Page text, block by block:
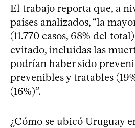
El trabajo reporta que, a
países analizados, “la
(11.770 casos, 68% del
evitado, incluidas las
podrían haber sido
prevenibles y tratables
(16%)”.
¿Cómo se ubicó Uruguay